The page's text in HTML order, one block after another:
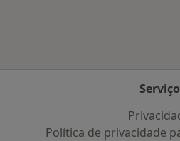
Serviço
Política de privacidade